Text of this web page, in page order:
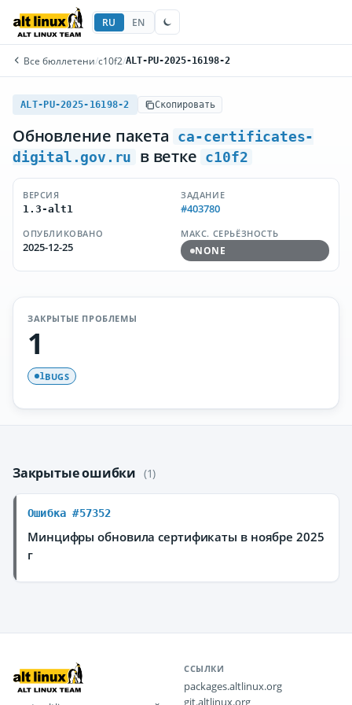
RU EN
Все бюллетени/c10f2/ALT-PU-2025-16198-2
ALT-PU-2025-16198-2 Скопировать
Обновление пакета
ca-certificates-
digital.gov.ru
в ветке c10f2
ВЕРСИЯ
1.3-alt1
ЗАДАНИЕ
#403780
ОПУБЛИКОВАНО
2025-12-25
МАКС. СЕРЬЁЗНОСТЬ
NONE
ЗАКРЫТЫЕ ПРОБЛЕМЫ
1
1BUGS
Закрытые ошибки (1)
Ошибка #57352
Минцифры обновила сертификаты в ноябре 2025
г
ССЫЛКИ
packages.altlinux.org
git.altlinux.org